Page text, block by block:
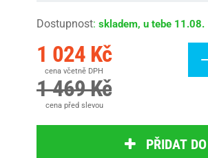
Dostupnost: skladem, u tebe 11.08.
1 024 Kč
cena včetně DPH
1 469 Kč
cena před slevou
PŘIDAT